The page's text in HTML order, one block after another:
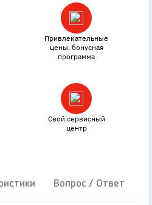
Привлекательные
цены, бонусная
программа
Свой сервисный
центр
Вопрос / Ответ